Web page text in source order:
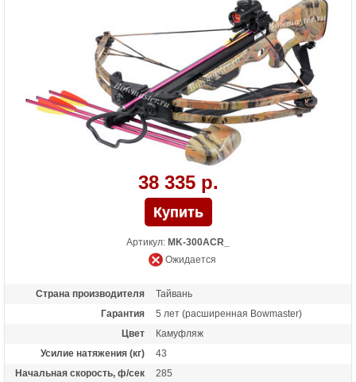
алюминиевые стрелы, ручной
натяжитель, воск для тетивы
Комплектация мин.
Воск для тетивы
Длина (см)
93
Масса (кг)
4,2 снаряженный, 3,4 без аксессуаров
Назначение
Развлечение, охота
Особенности
Планка Вивера с регулируемым углом
наклона, защита от холостого выстрела,
автоматический предохранитель,
отключение защиты от холостого
выстрела, резиновые вставки в прикладе
38 335 р.
Артикул: MK-300ACR_
Ожидается
Страна производителя
Тайвань
Гарантия
5 лет (расширенная Bowmaster)
Цвет
Камуфляж
Усилие натяжения (кг)
43
Начальная скорость, ф/сек
285